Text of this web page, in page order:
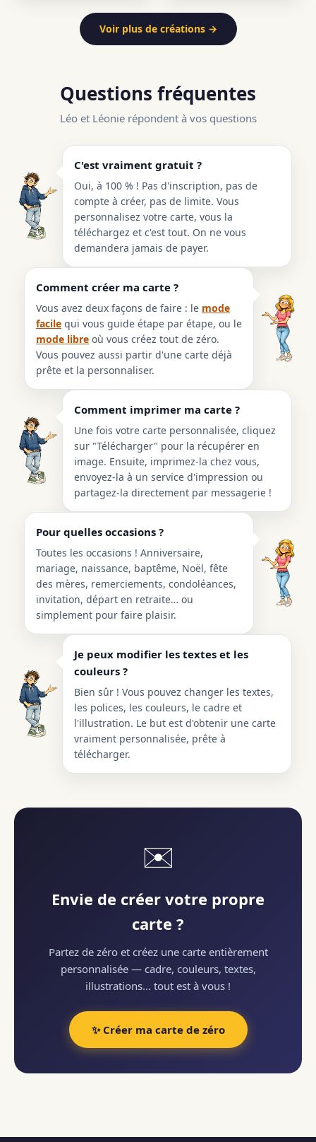
Voir plus de créations →
Questions fréquentes
Léo et Léonie répondent à vos questions
C'est vraiment gratuit ?
Oui, à 100 % ! Pas d'inscription, pas de
compte à créer, pas de limite. Vous
personnalisez votre carte, vous la
téléchargez et c'est tout. On ne vous
demandera jamais de payer.
Comment créer ma carte ?
Vous avez deux façons de faire : le mode
facile qui vous guide étape par étape, ou le
mode libre où vous créez tout de zéro.
Vous pouvez aussi partir d'une carte déjà
prête et la personnaliser.
Comment imprimer ma carte ?
Une fois votre carte personnalisée, cliquez
sur "Télécharger" pour la récupérer en
image. Ensuite, imprimez-la chez vous,
envoyez-la à un service d'impression ou
partagez-la directement par messagerie !
Pour quelles occasions ?
Toutes les occasions ! Anniversaire,
mariage, naissance, baptême, Noël, fête
des mères, remerciements, condoléances,
invitation, départ en retraite… ou
simplement pour faire plaisir.
Je peux modifier les textes et les
couleurs ?
Bien sûr ! Vous pouvez changer les textes,
les polices, les couleurs, le cadre et
l'illustration. Le but est d'obtenir une carte
vraiment personnalisée, prête à
télécharger.
✉️
Envie de créer votre propre
carte ?
Partez de zéro et créez une carte entièrement
personnalisée — cadre, couleurs, textes,
illustrations… tout est à vous !
✨ Créer ma carte de zéro